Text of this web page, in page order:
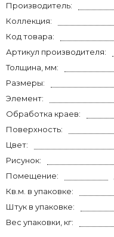
Производитель:
Коллекция:
Код товара:
Артикул производителя:
Толщина, мм:
Размеры:
Элемент:
Обработка краев:
Поверхность:
Цвет:
Рисунок:
Помещение:
Кв.м. в упаковке:
Штук в упаковке:
Вес упаковки, кг: